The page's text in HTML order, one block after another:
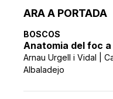
ARA A PORTADA
BOSCOS
Anatomia del foc
Arnau Urgell i Vidal |
Albaladejo